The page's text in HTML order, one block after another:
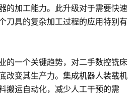
的加工能力。此升级对于需要快速
刀具的复杂加工过程的应用特别有
的一个关键趋势，对二手数控铣床
改变其生产力。集成机器人装载机
搬运自动化，减少人工干预的需